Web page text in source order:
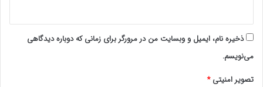
ذخیره نام، ایمیل و وبسایت من در مرورگر برای زمانی که دوباره دیدگاهی
می‌نویسم.
تصویر امنیتی*